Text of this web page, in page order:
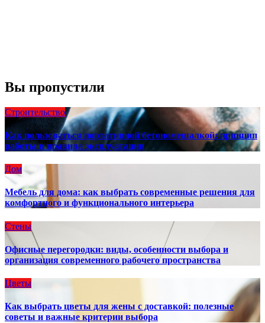
Вы пропустили
Строительство
Как пользоваться портативной бетономешалкой: принцип
работы и правила эксплуатации
Дом
Мебель для дома: как выбрать современные решения для
комфортного и функционального интерьера
Стены
Офисные перегородки: виды, особенности выбора и
организация современного рабочего пространства
Цветы
Как выбрать цветы для жены с доставкой: полезные
советы и важные критерии выбора